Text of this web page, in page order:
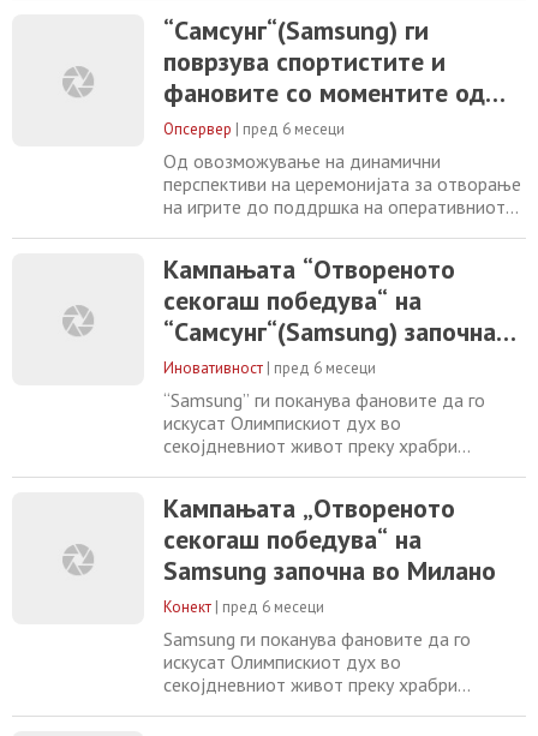
помага за Светските Олимписки и
Параолимписки Игри носејќи ги
спортистите, фановите и заедниците
поблиску до игрите
“Самсунг“(Samsung) ги
поврзува спортистите и
фановите со моментите од
Милано Кортина 2026 преку
мобилна иновација
Опсервер | пред 6 месеци
Од овозможување на динамични
перспективи на церемонијата за отворање
на игрите до поддршка на оперативниот
помага за Светските Олимписки и
Параолимписки Игри носејќи ги
спортистите, фановите и заедниците
поблиску до игрите Скопје, 4 февруари
2026 година – Компанијата “Самсунг
Електроникс“ ( Samsung Electronics
Кампањата “Отвореното
секогаш победува“ на
“Самсунг“(Samsung) започна
во Милано
Иновативност | пред 6 месеци
“Samsung” ги поканува фановите да го
искусат Олимпискиот дух во
секојдневниот живот преку храбри
Компанијата “Самсунг Електроникс“ (
Samsung Electronics Co., Ltd. ),Светски
Олимписки и Параолимписки Партнер, го
носи духот на Олимписките и
Параолимписките Зимски Игри Милано
Кортина
Кампањата „Отвореното
секогаш победува“ на
Samsung започна во Милано
Конект | пред 6 месеци
Samsung ги поканува фановите да го
искусат Олимпискиот дух во
секојдневниот живот преку храбри